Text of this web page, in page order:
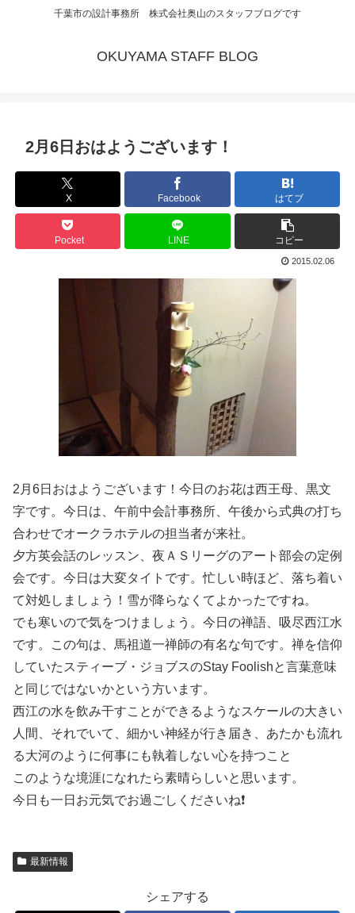
千葉市の設計事務所 株式会社奥山のスタッフブログです
OKUYAMA STAFF BLOG
2月6日おはようございます！
X Facebook はてブ
Pocket LINE コピー
2015.02.06
2月6日おはようございます！今日のお花は西王母、黒文
字です。今日は、午前中会計事務所、午後から式典の打ち
合わせでオークラホテルの担当者が来社。
夕方英会話のレッスン、夜ＡＳリーグのアート部会の定例
会です。今日は大変タイトです。忙しい時ほど、落ち着い
て対処しましょう！雪が降らなくてよかったですね。
でも寒いので気をつけましょう。今日の禅語、吸尽西江水
です。この句は、馬祖道一禅師の有名な句です。禅を信仰
していたスティーブ・ジョブスのStay Foolishと言葉意味
と同じではないかという方います。
西江の水を飲み干すことができるようなスケールの大きい
人間、それでいて、細かい神経が行き届き、あたかも流れ
る大河のように何事にも執着しない心を持つこと
このような境涯になれたら素晴らしいと思います。
今日も一日お元気でお過ごしくださいね❗️
最新情報
シェアする